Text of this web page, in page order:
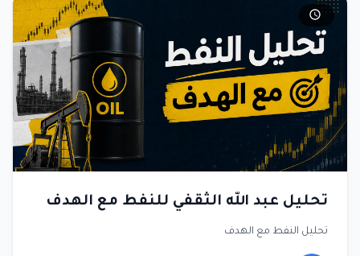
تحليل عبد الله الثقفي للنفط مع الهدف
تحليل النفط مع الهدف